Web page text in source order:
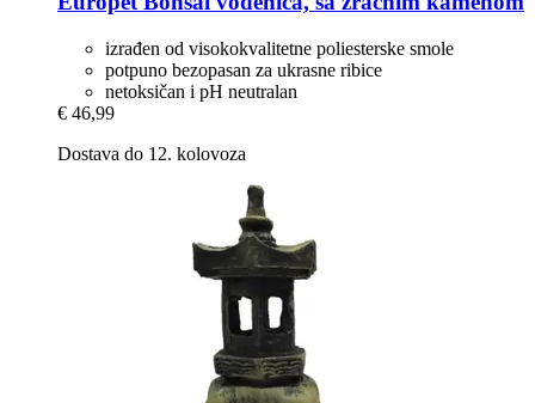
izrađen od visokokvalitetne poliesterske smole
potpuno bezopasan za ukrasne ribice
netoksičan i pH neutralan
€ 46,99
Dostava do 12. kolovoza